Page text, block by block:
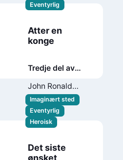
Eventyrlig
Atter en
konge
Tredje del av
John Ronald
Reuel Tolkien
Imaginært sted
Eventyrlig
Heroisk
Det siste
ønsket